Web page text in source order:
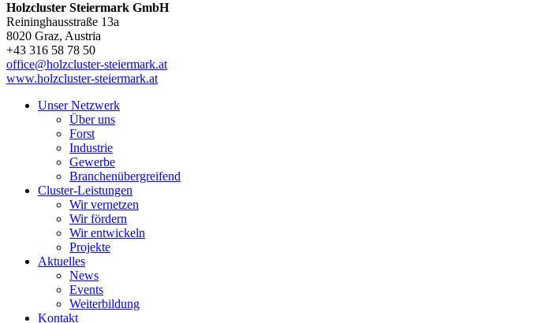
Holzcluster Steiermark GmbH
Reininghausstraße 13a
8020 Graz, Austria
+43 316 58 78 50
office@holzcluster-steiermark.at
www.holzcluster-steiermark.at
Unser Netzwerk
Über uns
Forst
Industrie
Gewerbe
Branchenübergreifend
Cluster-Leistungen
Wir vernetzen
Wir fördern
Wir entwickeln
Projekte
Aktuelles
News
Events
Weiterbildung
Kontakt